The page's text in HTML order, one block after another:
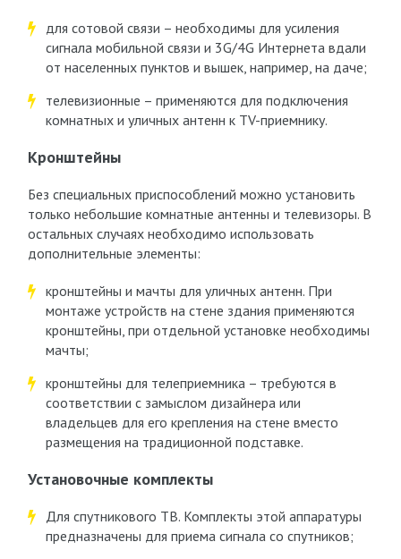
для сотовой связи – необходимы для усиления
сигнала мобильной связи и 3G/4G Интернета вдали
от населенных пунктов и вышек, например, на даче;
телевизионные – применяются для подключения
комнатных и уличных антенн к TV-приемнику.
Кронштейны
Без специальных приспособлений можно установить
только небольшие комнатные антенны и телевизоры. В
остальных случаях необходимо использовать
дополнительные элементы:
кронштейны и мачты для уличных антенн. При
монтаже устройств на стене здания применяются
кронштейны, при отдельной установке необходимы
мачты;
кронштейны для телеприемника – требуются в
соответствии с замыслом дизайнера или
владельцев для его крепления на стене вместо
размещения на традиционной подставке.
Установочные комплекты
Для спутникового ТВ. Комплекты этой аппаратуры
предназначены для приема сигнала со спутников;